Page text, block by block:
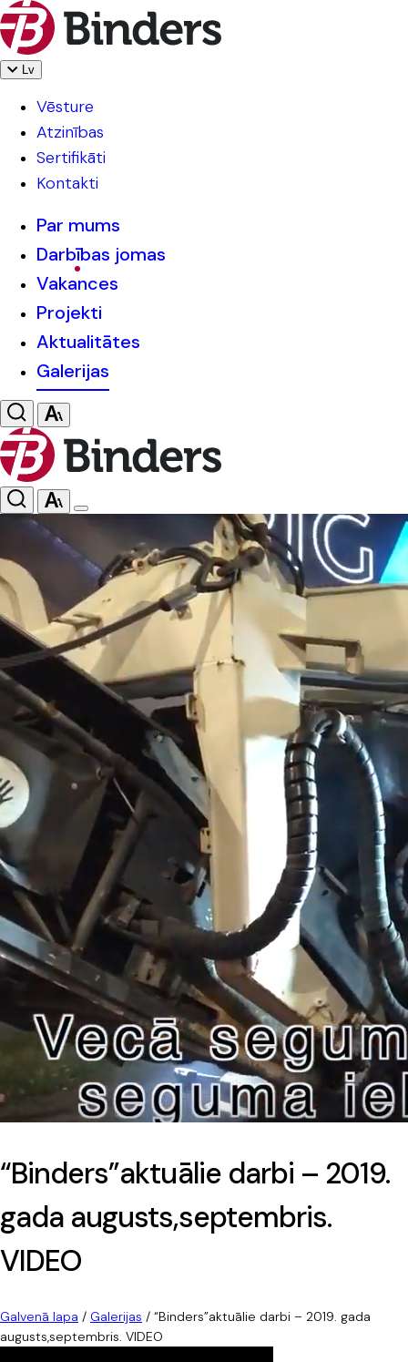
Lv
Vēsture
Atzinības
Sertifikāti
Kontakti
Par mums
Darbības jomas
Vakances
Projekti
Aktualitātes
Galerijas
“Binders”aktuālie darbi – 2019.
gada augusts,septembris.
VIDEO
Galvenā lapa / Galerijas / “Binders”aktuālie darbi – 2019. gada
augusts,septembris. VIDEO